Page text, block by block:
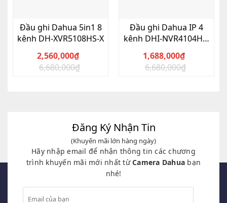
Đầu ghi Dahua 5in1 8
kênh DH-XVR5108HS-X
6,680,000₫
Giá
2,560,000₫
Giá
Đầu ghi Dahua IP 4
kênh DHI-NVR4104HS-
6,680,000₫
Giá
1,688,000₫
Giá
Đăng Ký Nhận Tin
(Khuyến mãi lớn hàng ngày)
Hãy nhập email để nhận thông tin các chương
trình khuyến mãi mới nhất từCamera Dahua bạn
nhé!